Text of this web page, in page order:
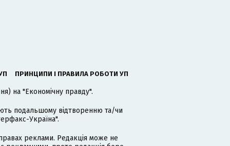
ПРИНЦИПИ І ПРАВИЛА РОБОТИ УП
на "Економічну правду".
подальшому відтворенню та/чи
Україна".
реклами. Редакція може не